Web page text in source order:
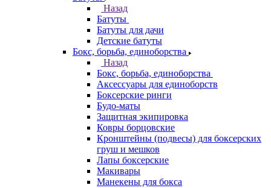
Назад
Батуты
Батуты для дачи
Детские батуты
Бокс, борьба, единоборства
Назад
Бокс, борьба, единоборства
Аксессуары для единоборств
Боксерские ринги
Будо-маты
Защитная экипировка
Ковры борцовские
Кронштейны (подвесы) для боксерских
груш и мешков
Лапы боксерские
Макивары
Манекены для бокса